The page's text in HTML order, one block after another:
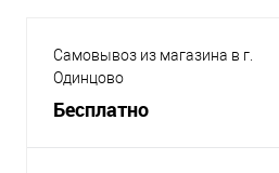
Самовывоз из магазина в г.
Одинцово
Бесплатно